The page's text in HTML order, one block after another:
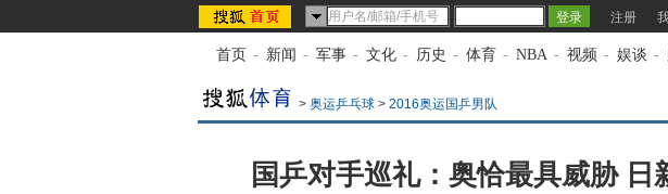
注册
首页 - 新闻 - 军事 - 文化 - 历史 - 体育 - NBA - 视频 - 娱谈 -
> 奥运乒乓球 > 2016奥运国乒男队
国乒对手巡礼：奥恰最具威胁 日